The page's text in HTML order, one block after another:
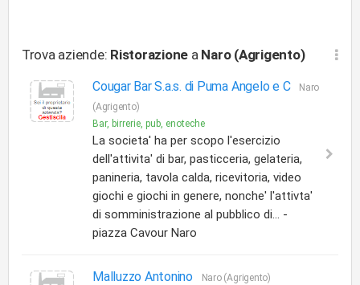
Trova aziende: Ristorazione a Naro (Agrigento)
Cougar Bar S.a.s. di Puma Angelo e C
Naro
(Agrigento)
Bar, birrerie, pub, enoteche
La societa' ha per scopo l'esercizio
dell'attivita' di bar, pasticceria, gelateria,
panineria, tavola calda, ricevitoria, video
giochi e giochi in genere, nonche' l'attivta'
di somministrazione al pubblico di... -
piazza Cavour Naro
Malluzzo Antonino
Naro (Agrigento)